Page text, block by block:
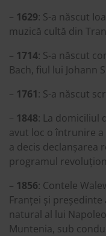
– 1629: S-a născut
muzică cultă din
– 1714: S-a născut
Bach, fiul lui Johann
– 1761 : S-a născut
– 1848: La domiciliul
avut loc o întrunire
a decis declanșarea
programul
– 1856: Contele
Franței și președinte
natural al lui
Muntenia, sub